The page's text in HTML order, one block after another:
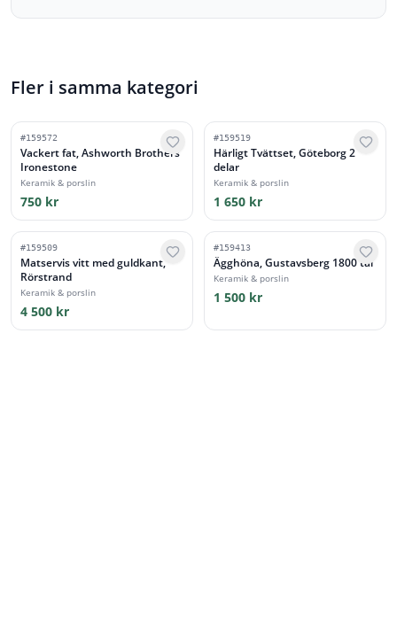
Fler i samma kategori
#159572
Vackert fat, Ashworth Brothers
Ironestone
Keramik & porslin
750 kr
#159519
Härligt Tvättset, Göteborg 2
delar
Keramik & porslin
1 650 kr
#159509
Matservis vitt med guldkant,
Rörstrand
Keramik & porslin
4 500 kr
#159413
Ägghöna, Gustavsberg 1800 tal
Keramik & porslin
1 500 kr